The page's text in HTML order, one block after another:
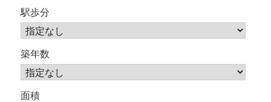
駅歩分
築年数
面積